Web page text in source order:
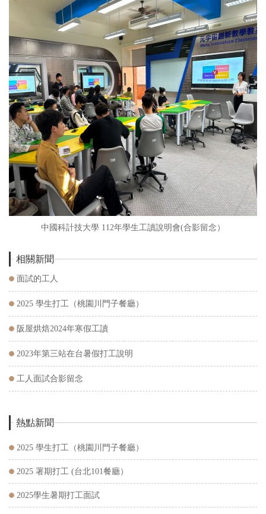
中國科計技大學 112年學生工讀說明會(合影留念）
相關新聞
面試的工人
2025 學生打工（桃園川門子餐廳）
阪屋烘焙2024年寒假工讀
2023年第三站在台暑假打工說明
工人面試合影留念
熱點新聞
2025 學生打工（桃園川門子餐廳）
2025 署期打工 (台北101餐廳）
2025學生暑期打工面試